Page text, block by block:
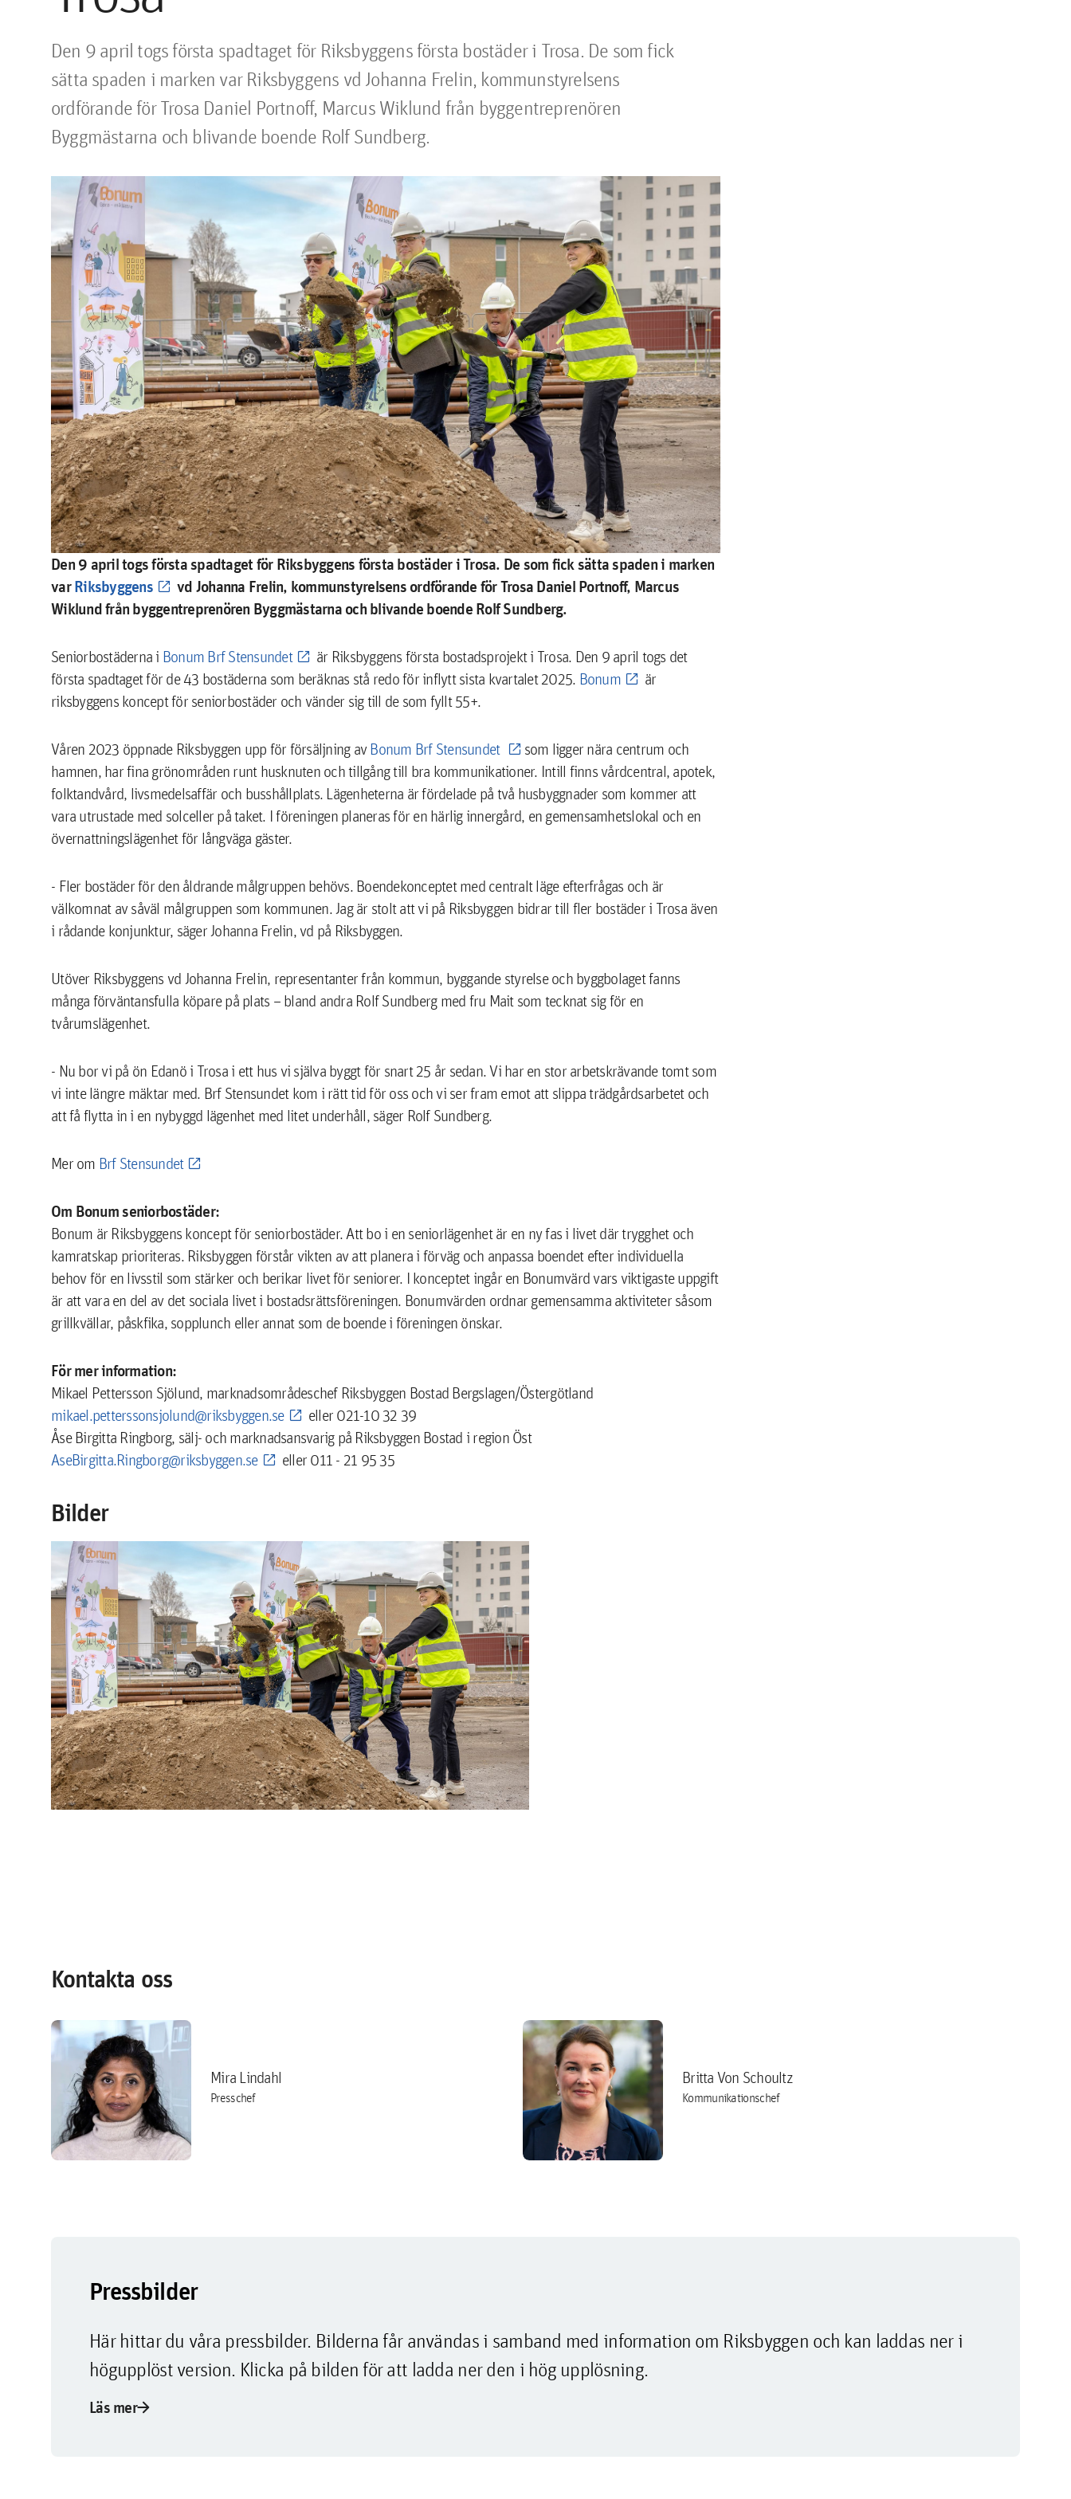
﻿Den 9 april togs första spadtaget för Riksbyggens första bostäder i Trosa. De som fick
sätta spaden i marken var Riksbyggens vd Johanna Frelin, kommunstyrelsens
ordförande för Trosa Daniel Portnoff, Marcus Wiklund från byggentreprenören
Byggmästarna och blivande boende Rolf Sundberg.
Den 9 april togs första spadtaget för Riksbyggens första bostäder i Trosa. De som fick sätta spaden i marken
varRiksbyggens
vd Johanna Frelin, kommunstyrelsens ordförande för Trosa Daniel Portnoff, Marcus
Wiklund från byggentreprenören Byggmästarna och blivande boende Rolf Sundberg.
Seniorbostäderna i Bonum Brf Stensundet
är Riksbyggens första bostadsprojekt i Trosa. Den 9 april togs det
första spadtaget för de 43 bostäderna som beräknas stå redo för inflytt sista kvartalet 2025. Bonum
är
riksbyggens koncept för seniorbostäder och vänder sig till de som fyllt 55+.
Våren 2023 öppnade Riksbyggen upp för försäljning avBonum Brf Stensundet
som ligger nära centrum och
hamnen, har fina grönområden runt husknuten och tillgång till bra kommunikationer. Intill finns vårdcentral, apotek,
folktandvård, livsmedelsaffär och busshållplats. Lägenheterna är fördelade på två husbyggnader som kommer att
vara utrustade med solceller på taket. I föreningen planeras för en härlig innergård, en gemensamhetslokal och en
övernattningslägenhet för långväga gäster.
- Fler bostäder för den åldrande målgruppen behövs. Boendekonceptet med centralt läge efterfrågas och är
välkomnat av såväl målgruppen som kommunen. Jag är stolt att vi på Riksbyggen bidrar till fler bostäder i Trosa även
i rådande konjunktur, säger Johanna Frelin, vd på Riksbyggen.
Utöver Riksbyggens vd Johanna Frelin, representanter från kommun, byggande styrelse och byggbolaget fanns
många förväntansfulla köpare på plats – bland andra Rolf Sundberg med fru Mait som tecknat sig för en
tvårumslägenhet.
- Nu bor vi på ön Edanö i Trosa i ett hus vi själva byggt för snart 25 år sedan. Vi har en stor arbetskrävande tomt som
vi inte längre mäktar med. Brf Stensundet kom i rätt tid för oss och vi ser fram emot att slippa trädgårdsarbetet och
att få flytta in i en nybyggd lägenhet med litet underhåll, säger Rolf Sundberg.
Mer om Brf Stensundet
Om Bonum seniorbostäder:
Bonum är Riksbyggens koncept för seniorbostäder. Att bo i en seniorlägenhet är en ny fas i livet där trygghet och
kamratskap prioriteras. Riksbyggen förstår vikten av att planera i förväg och anpassa boendet efter individuella
behov för en livsstil som stärker och berikar livet för seniorer. I konceptet ingår en Bonumvärd vars viktigaste uppgift
är att vara en del av det sociala livet i bostadsrättsföreningen. Bonumvärden ordnar gemensamma aktiviteter såsom
grillkvällar, påskfika, sopplunch eller annat som de boende i föreningen önskar.
För mer information:
Mikael Pettersson Sjölund, marknadsområdeschef Riksbyggen Bostad Bergslagen/Östergötland
mikael.petterssonsjolund@riksbyggen.se
eller 021-10 32 39
Åse Birgitta Ringborg, sälj- och marknadsansvarig på Riksbyggen Bostad i region Öst
AseBirgitta.Ringborg@riksbyggen.se
eller 011 - 21 95 35
Bilder
Kontakta oss
Mira Lindahl
Presschef
Britta Von Schoultz
Kommunikationschef
Pressbilder
Här hittar du våra pressbilder. Bilderna får användas i samband med information om Riksbyggen och kan laddas ner i
högupplöst version. Klicka på bilden för att ladda ner den i hög upplösning.
Läs merarrow_forward